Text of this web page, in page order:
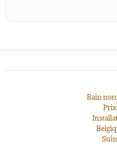
Bain
Prix